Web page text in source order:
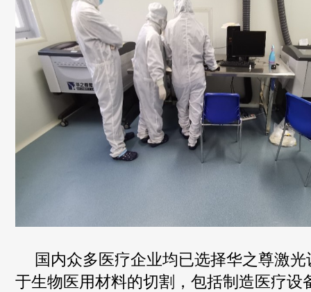
国内众多医疗企业均已选择华之尊激
于生物医用材料的切割，包括制造医疗设